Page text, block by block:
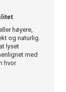
høyere,
og naturlig.
lyset
med
hvor